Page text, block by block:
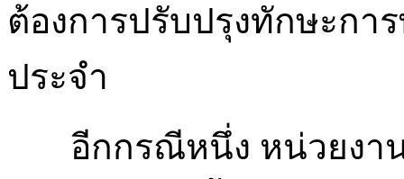
ต้องการปรับปรุงทักษะกา
ประจำ
อีกกรณีหนึ่ง หน่วยงาน